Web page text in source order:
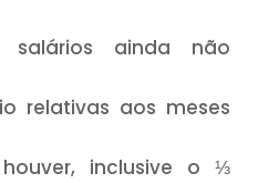
salários ainda não
relativas aos meses
inclusive o ⅓